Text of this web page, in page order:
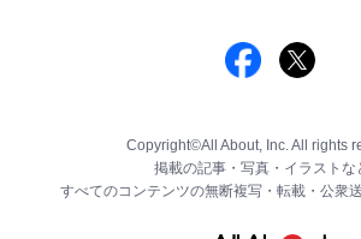
Copyright©All About, Inc. All rights
掲載の記事・写真・イラストな
すべてのコンテンツの無断複写・転載・公衆